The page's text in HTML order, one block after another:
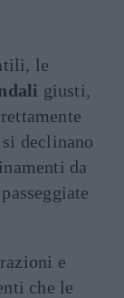
le
giusti,
declinano
da
e
che le